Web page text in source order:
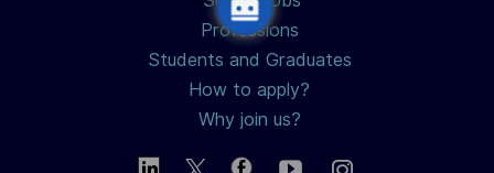
Professions
Students and Graduates
How to apply?
Why join us?